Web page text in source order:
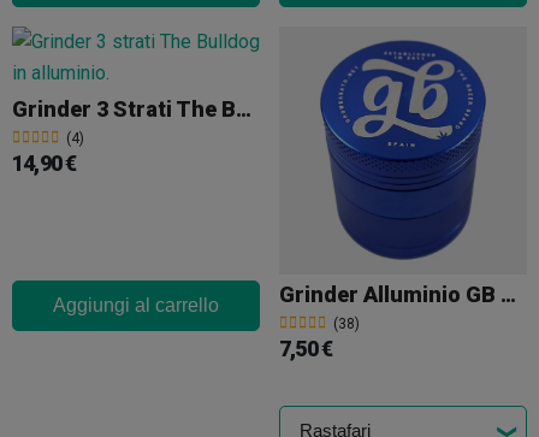
Grinder 3 Strati The Bulldog
(4)
14,90 €
Aggiungi al carrello Grinder Alluminio GB 4 Parti 40mm
(38)
7,50 €